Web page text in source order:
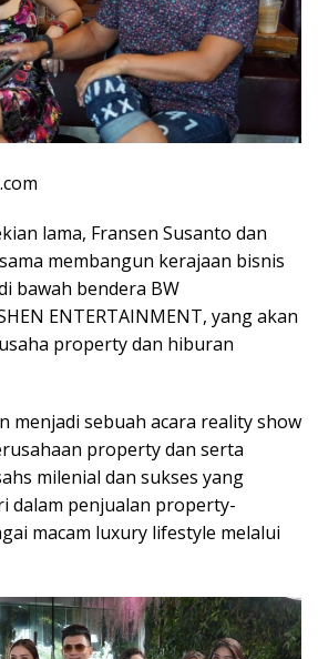
lama, Fransen Susanto dan
membangun kerajaan bisnis
bawah bendera BW
ENTERTAINMENT, yang akan
property dan hiburan
menjadi sebuah acara reality show
property dan serta
milenial dan sukses yang
dalam penjualan property-
macam luxury lifestyle melalui